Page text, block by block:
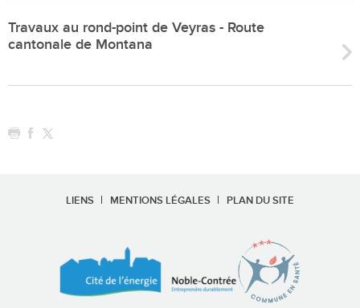
Travaux au rond-point de Veyras - Route
cantonale de Montana
LIENS MENTIONS LÉGALES PLAN DU SITE